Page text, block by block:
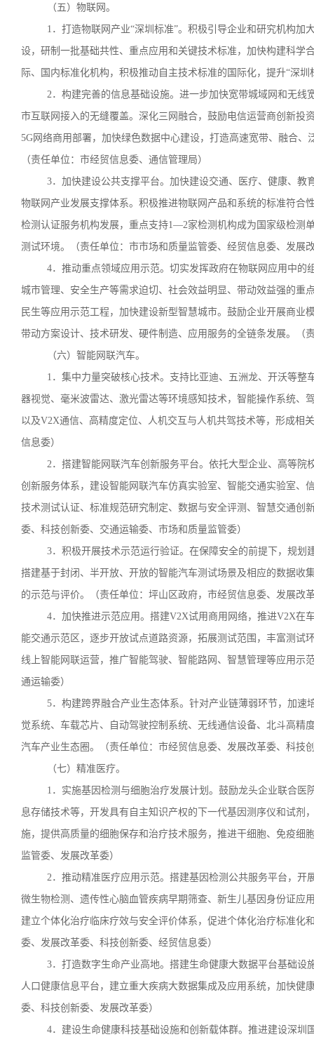
（五）物联网。
1．打造物联网产业“深圳标准”。积极引导企业和研究机构
设，研制一批基础共性、重点应用和关键技术标准，加快构建科学
际、国内标准化机构，积极推动自主技术标准的国际化，提升“深
2．构建完善的信息基础设施。进一步加快宽带城域网和无
市互联网接入的无缝覆盖。深化三网融合，鼓励电信运营商创新投
5G网络商用部署，加快绿色数据中心建设，打造高速宽带、融合
（责任单位：市经贸信息委、通信管理局）
3．加快建设公共支撑平台。加快建设交通、医疗、健康、
物联网产业发展支撑体系。积极推进物联网产品和系统的标准符合
检测认证服务机构发展，重点支持1—2家检测机构成为国家级检测
测试环境。（责任单位：市市场和质量监管委、经贸信息委、发展
4．推动重点领域应用示范。切实发挥政府在物联网应用中
城市管理、安全生产等需求迫切、社会效益明显、带动效益强的重
民生等应用示范工程，加快建设新型智慧城市。鼓励企业开展商
带动方案设计、技术研发、硬件制造、应用服务的全链条发展。（
（六）智能网联汽车。
1．集中力量突破核心技术。支持比亚迪、五洲龙、开沃等
器视觉、毫米波雷达、激光雷达等环境感知技术，智能操作系统、
以及V2X通信、高精度定位、人机交互与人机共驾技术等，形成相
信息委）
2．搭建智能网联汽车创新服务平台。依托大型企业、高等
创新服务体系，建设智能网联汽车仿真实验室、智能交通实验室、
技术测试认证、标准规范研究制定、数据与安全评测、智慧交通创
委、科技创新委、交通运输委、市场和质量监管委）
3．积极开展技术示范运行验证。在保障安全的前提下，规
搭建基于封闭、半开放、开放的智能汽车测试场景及相应的数据收
的示范与评价。（责任单位：坪山区政府，市经贸信息委、发展改
4．加快推进示范应用。搭建V2X试用商用网络，推进V2X在
能交通示范区，逐步开放试点道路资源，拓展测试范围，丰富测
线上智能网联运营，推广智能驾驶、智能路网、智慧管理等应用示
通运输委）
5．构建跨界融合产业生态体系。针对产业链薄弱环节，加
觉系统、车载芯片、自动驾驶控制系统、无线通信设备、北斗高
汽车产业生态圈。（责任单位：市经贸信息委、发展改革委、科技
（七）精准医疗。
1．实施基因检测与细胞治疗发展计划。鼓励龙头企业联合
息存储技术等，开发具有自主知识产权的下一代基因测序仪和试剂
施，提供高质量的细胞保存和治疗技术服务，推进干细胞、免疫细
监管委、发展改革委）
2．推动精准医疗应用示范。搭建基因检测公共服务平台，
微生物检测、遗传性心脑血管疾病早期筛查、新生儿基因身份证应
建立个体化治疗临床疗效与安全评价体系，促进个体化治疗标准化
委、发展改革委、科技创新委、经贸信息委）
3．打造数字生命产业高地。搭建生命健康大数据平台基础
人口健康信息平台，建立重大疾病大数据集成及应用系统，加快
委、科技创新委、发展改革委）
4．建设生命健康科技基础设施和创新载体群。推进建设深